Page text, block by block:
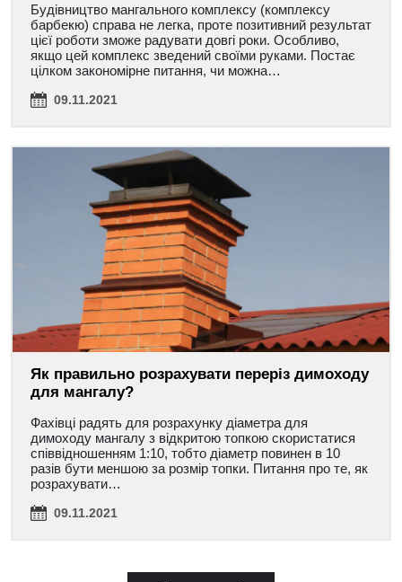
Будівництво мангального комплексу (комплексу
барбекю) справа не легка, проте позитивний результат
цієї роботи зможе радувати довгі роки. Особливо,
якщо цей комплекс зведений своїми руками. Постає
цілком закономірне питання, чи можна…
09.11.2021
Як правильно розрахувати переріз димоходу
для мангалу?
Фахівці радять для розрахунку діаметра для
димоходу мангалу з відкритою топкою скористатися
співвідношенням 1:10, тобто діаметр повинен в 10
разів бути меншою за розмір топки. Питання про те, як
розрахувати…
09.11.2021